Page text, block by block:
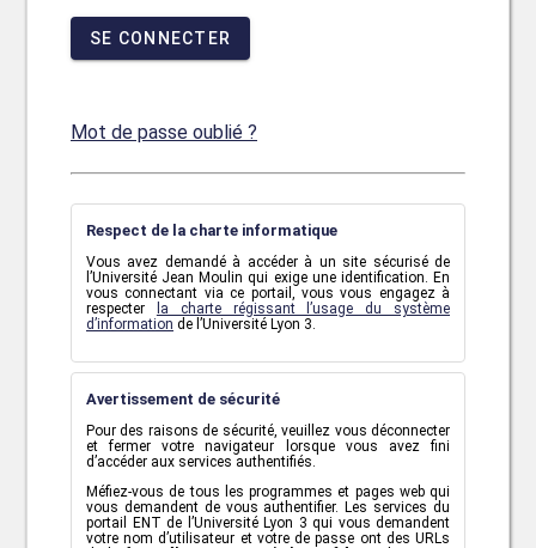
SE CONNECTER
Mot de passe oublié ?
Respect de la charte informatique
Vous avez demandé à accéder à un site sécurisé de
l’Université Jean Moulin qui exige une identification. En
vous connectant via ce portail, vous vous engagez à
respecter
la charte régissant l’usage du système
d’information de l’Université Lyon 3.
Avertissement de sécurité
Pour des raisons de sécurité, veuillez vous déconnecter
et fermer votre navigateur lorsque vous avez fini
d’accéder aux services authentifiés.
Méfiez-vous de tous les programmes et pages web qui
vous demandent de vous authentifier. Les services du
portail ENT de l’Université Lyon 3 qui vous demandent
votre nom d’utilisateur et votre de passe ont des URLs